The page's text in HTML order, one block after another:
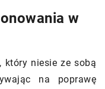
w
który niesie ze sobą
na poprawę